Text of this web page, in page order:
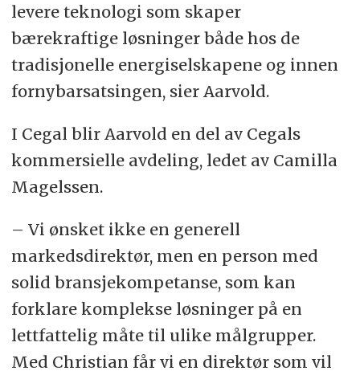
levere teknologi som skaper
bærekraftige løsninger både hos de
tradisjonelle energiselskapene og innen
fornybarsatsingen, sier Aarvold.
I Cegal blir Aarvold en del av Cegals
kommersielle avdeling, ledet av Camilla
Magelssen.
– Vi ønsket ikke en generell
markedsdirektør, men en person med
solid bransjekompetanse, som kan
forklare komplekse løsninger på en
lettfattelig måte til ulike målgrupper.
Med Christian får vi en direktør som vil